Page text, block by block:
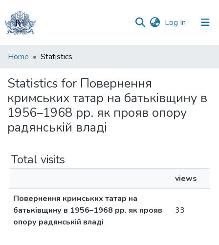
Log In (current)
Communities
Collections
All of DSpace
Home Statistics
Statistics for Повернення
кримських татар на батьківщину в
1956–1968 рр. як прояв опору
радянській владі
Total visits
views
Повернення кримських татар на
батьківщину в 1956–1968 рр. як прояв
опору радянській владі
33